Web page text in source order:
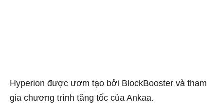
Hyperion được ươm tạo bởi BlockBooster và tham
gia chương trình tăng tốc của Ankaa.